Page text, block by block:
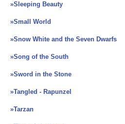
»Sleeping Beauty
»Small World
»Snow White and the Seven Dwarfs
»Song of the South
»Sword in the Stone
»Tangled - Rapunzel
»Tarzan